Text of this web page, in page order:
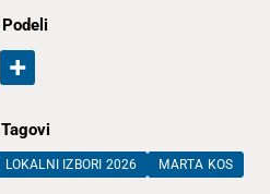
Podeli
Tagovi
LOKALNI IZBORI 2026
MARTA KOS